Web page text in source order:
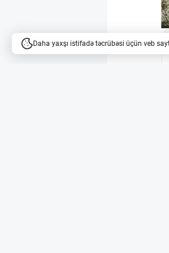
Daha yaxşı istifadə təcrübəsi üçün veb